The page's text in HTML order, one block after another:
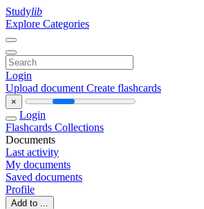
Studylib
Explore Categories
Login
Upload document Create flashcards
×
Login
Flashcards Collections
Documents
Last activity
My documents
Saved documents
Profile
Add to ...